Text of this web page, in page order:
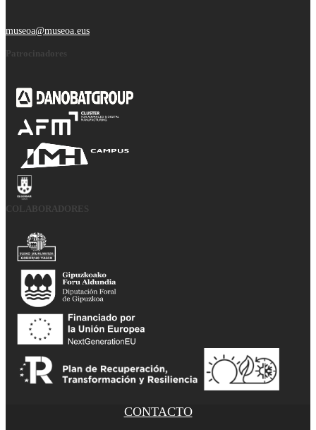
museoa@museoa.eus
Patrocinadores
COLABORADORES
CONTACTO